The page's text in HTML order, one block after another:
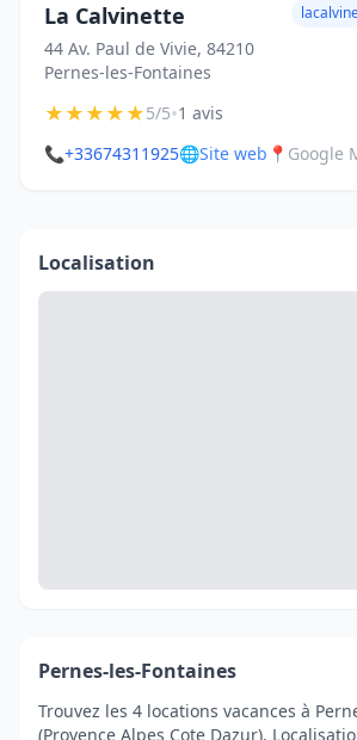
La Calvinette
44 Av. Paul de Vivie, 84210
Pernes-les-Fontaines
★★★★★5/5•1 avis
📞+33674311925🌐Site web 📍 Google
Localisation
Pernes-les-Fontaines
Trouvez les 4 locations vacances à
(Provence Alpes Cote Dazur).